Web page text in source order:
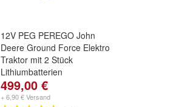
12V PEG PEREGO John
Deere Ground Force Elektro
Traktor mit 2 Stück
Lithiumbatterien
499,00 €
+ 6,90 € Versand